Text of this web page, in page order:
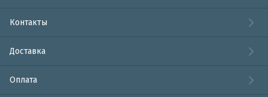
Контакты
Доставка
Оплата